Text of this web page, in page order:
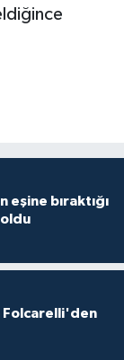
eşine bıraktığı
Folcarelli'den